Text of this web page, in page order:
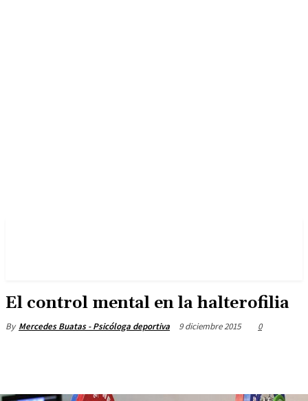
El control mental en la halterofilia
By Mercedes Buatas - Psicóloga deportiva 9 diciembre 2015 0